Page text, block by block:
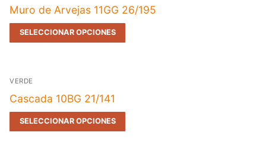
Muro de Arvejas 11GG 26/195
SELECCIONAR OPCIONES
VERDE
Cascada 10BG 21/141
SELECCIONAR OPCIONES